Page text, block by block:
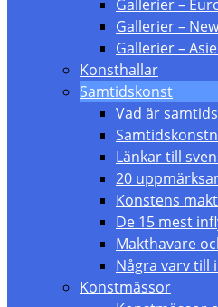
Gallerier –
Gallerier –
Gallerier –
Konsthallar
Samtidskonst
Vad är
Länkar till
20
Konstens
De 15 mest
Makthavare
Några varv till
Konstmässor